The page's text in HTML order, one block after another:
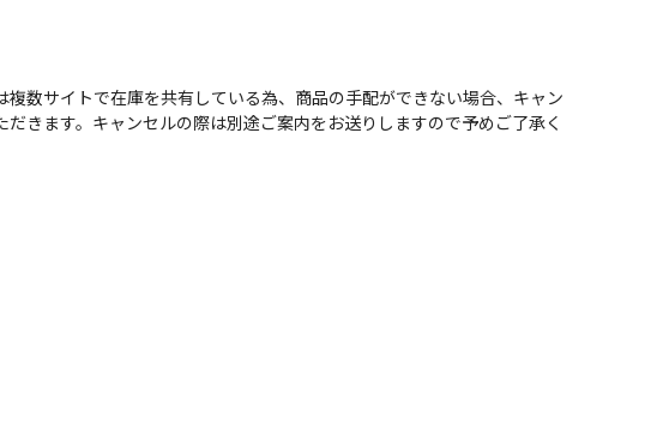
数サイトで在庫を共有している為、商品の手配ができない場合、キャン
だきます。キャンセルの際は別途ご案内をお送りしますので予めご了承く